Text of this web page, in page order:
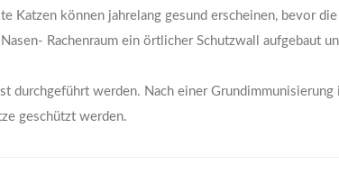
Katzen können jahrelang gesund erscheinen, bevor
Rachenraum ein örtlicher Schutzwall aufgebaut
durchgeführt werden. Nach einer
geschützt werden.